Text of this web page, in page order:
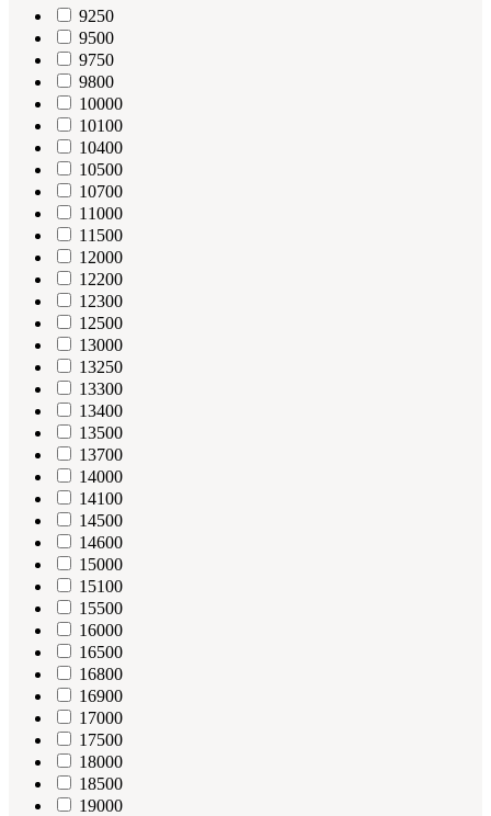
9250
9500
9750
9800
10000
10100
10400
10500
10700
11000
11500
12000
12200
12300
12500
13000
13250
13300
13400
13500
13700
14000
14100
14500
14600
15000
15100
15500
16000
16500
16800
16900
17000
17500
18000
18500
19000